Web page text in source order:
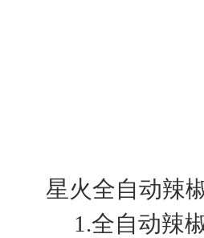
星火全自动辣
1.全自动辣椒